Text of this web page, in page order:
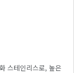
스테인리스로, 높은